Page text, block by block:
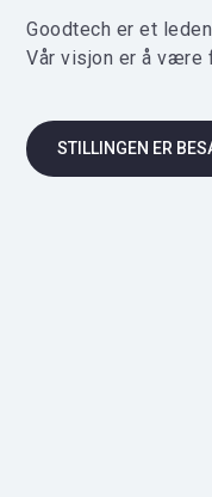
Goodtech er et
Vår visjon er å
STILLINGEN ER